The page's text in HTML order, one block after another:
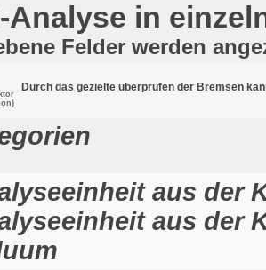
Analyse in
Felder werden
Durch das gezielte überprüfen der Bremsen
aus der
aus der